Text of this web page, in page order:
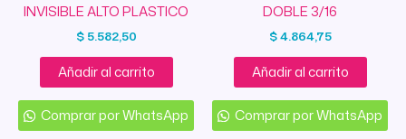
INVISIBLE ALTO PLASTICO
$5.582,50
Añadir al carrito
Comprar por WhatsApp
DOBLE 3/16
$4.864,75
Añadir al carrito
Comprar por WhatsApp